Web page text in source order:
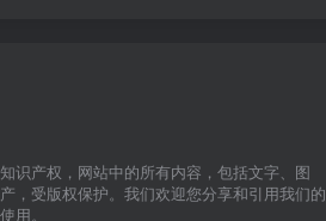
识产权，网站中的所有内容，包括文字、图
，受版权保护。我们欢迎您分享和引用我们的
用。